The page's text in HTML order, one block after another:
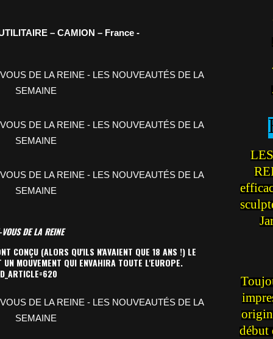
– CAMION – France -
DE LA REINE
CONÇU (ALORS QU'ILS N'AVAIENT QUE 18 ANS !) LE
MOUVEMENT QUI ENVAHIRA TOUTE L'EUROPE.
début